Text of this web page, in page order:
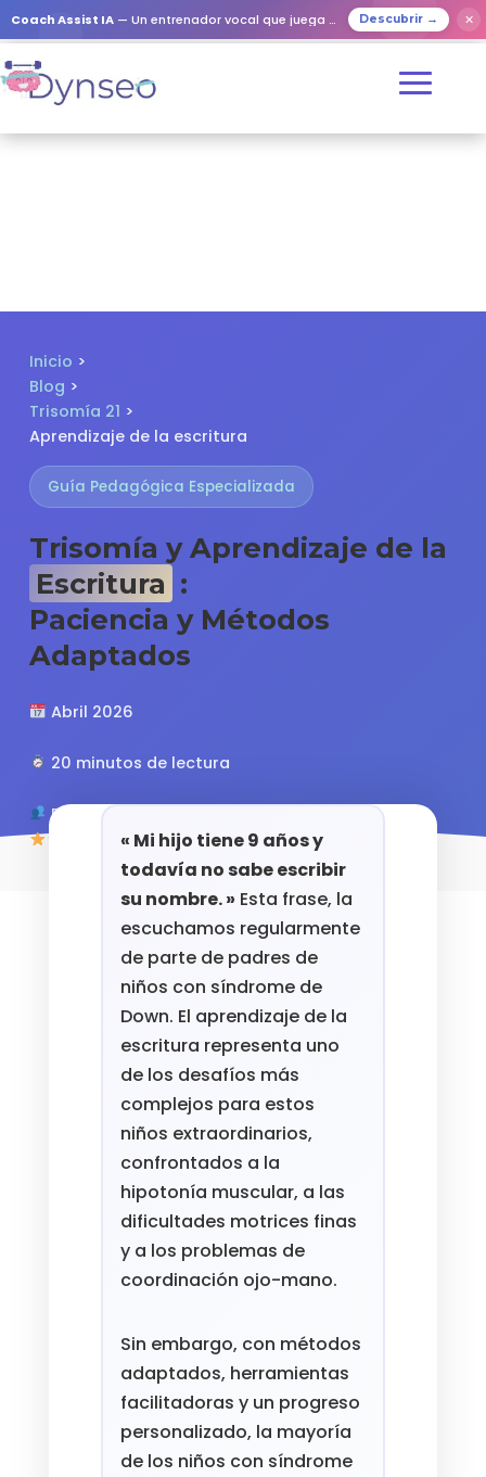
Coach Assist IA — Un entrenador vocal que juega con tus seres queridos Descubrir → ✕
Inicio >
Blog >
Trisomía 21 >
Aprendizaje de la escritura
Guía Pedagógica Especializada
Trisomía y Aprendizaje de la
Escritura :
Paciencia y Métodos
Adaptados
Abril 2026
20 minutos de lectura
Padres, educadores, terapeutas
4.8/5 (127 opiniones)
« Mi hijo tiene 9 años y
todavía no sabe escribir
su nombre. » Esta frase, la
escuchamos regularmente
de parte de padres de
niños con síndrome de
Down. El aprendizaje de la
escritura representa uno
de los desafíos más
complejos para estos
niños extraordinarios,
confrontados a la
hipotonía muscular, a las
dificultades motrices finas
y a los problemas de
coordinación ojo-mano.
Sin embargo, con métodos
adaptados, herramientas
facilitadoras y un progreso
personalizado, la mayoría
de los niños con síndrome